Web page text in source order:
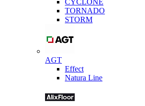
CYCLONE
TORNADO
STORM
AGT
Effect
Natura Line